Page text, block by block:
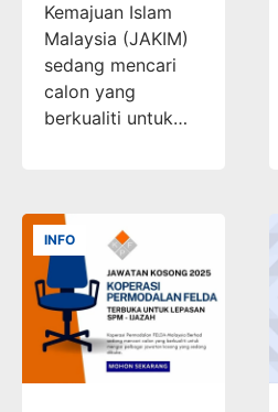
Kemajuan Islam
Malaysia (JAKIM)
sedang mencari
calon yang
berkualiti untuk…
INFO